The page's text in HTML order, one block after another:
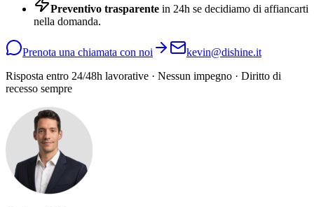
Preventivo trasparente in 24h se decidiamo di affiancarti
nella domanda.
Prenota una chiamata con noi
kevin@dishine.it
Risposta entro 24/48h lavorative · Nessun impegno · Diritto di
recesso sempre